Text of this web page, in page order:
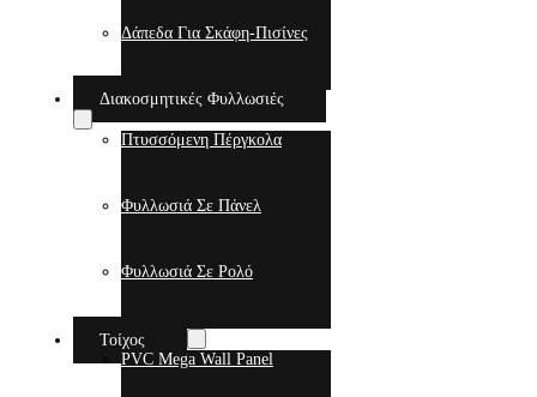
Δάπεδα Για Σκάφη-Πισίνες
Διακοσμητικές Φυλλωσιές
Πτυσσόμενη Πέργκολα
Φυλλωσιά Σε Πάνελ
Φυλλωσιά Σε Ρολό
Τοίχος
PVC Mega Wall Panel